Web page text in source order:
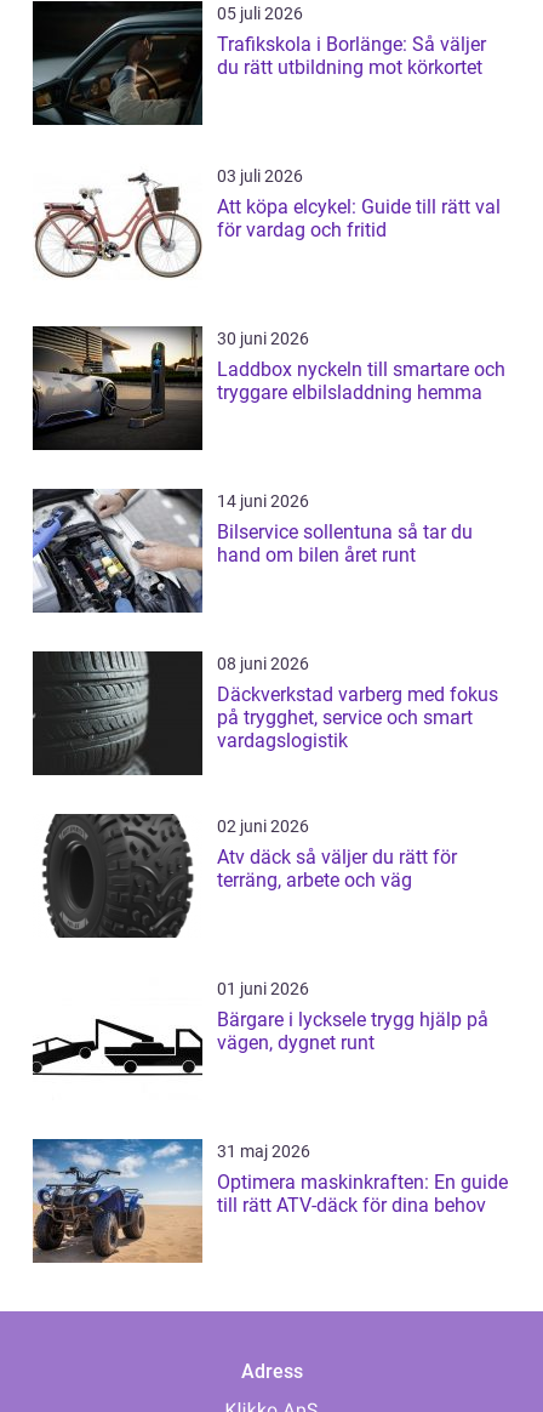
05 juli 2026
Trafikskola i Borlänge: Så väljer
du rätt utbildning mot körkortet
03 juli 2026
Att köpa elcykel: Guide till rätt val
för vardag och fritid
30 juni 2026
Laddbox nyckeln till smartare och
tryggare elbilsladdning hemma
14 juni 2026
Bilservice sollentuna så tar du
hand om bilen året runt
08 juni 2026
Däckverkstad varberg med fokus
på trygghet, service och smart
vardagslogistik
02 juni 2026
Atv däck så väljer du rätt för
terräng, arbete och väg
01 juni 2026
Bärgare i lycksele trygg hjälp på
vägen, dygnet runt
31 maj 2026
Optimera maskinkraften: En guide
till rätt ATV-däck för dina behov
Adress